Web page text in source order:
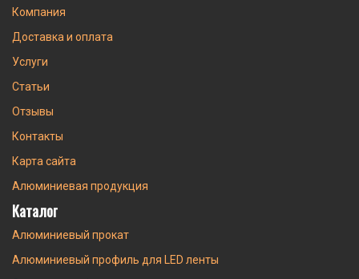
Компания
Доставка и оплата
Услуги
Статьи
Отзывы
Контакты
Карта сайта
Алюминиевая продукция
Каталог
Алюминиевый прокат
Алюминиевый профиль для LED ленты